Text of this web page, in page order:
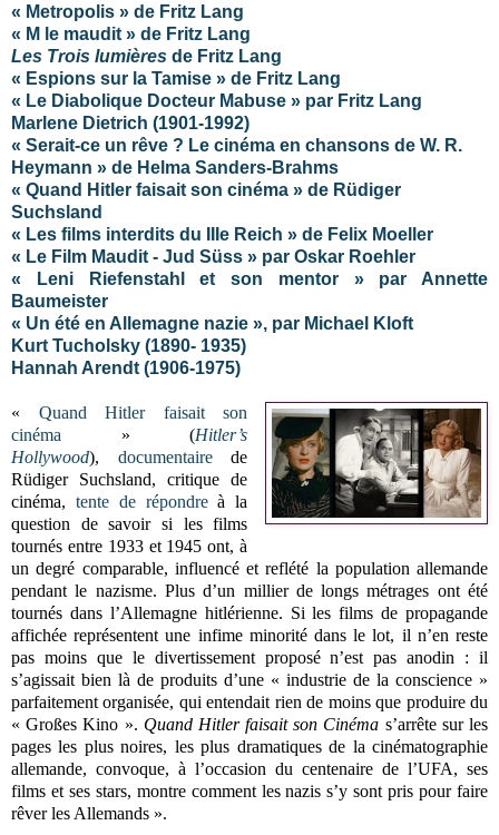
« Metropolis » de Fritz Lang
« M le maudit » de Fritz Lang
Les Trois lumières de Fritz Lang
« Espions sur la Tamise » de Fritz Lang
« Le Diabolique Docteur Mabuse » par Fritz Lang
Marlene Dietrich (1901-1992)
« Serait-ce un rêve ? Le cinéma en chansons de W. R.
Heymann » de Helma Sanders-Brahms
« Quand Hitler faisait son cinéma » de Rüdiger
Suchsland
« Les films interdits du IIIe Reich » de Felix Moeller
« Le Film Maudit - Jud Süss » par Oskar Roehler
« Leni Riefenstahl et son mentor » par Annette
Baumeister
« Un été en Allemagne nazie », par Michael Kloft
Kurt Tucholsky (1890- 1935)
Hannah Arendt (1906-1975)
« Quand Hitler faisait son
cinéma » (Hitler’s
Hollywood), documentairede
Rüdiger Suchsland, critique de
cinéma, tente de répondreà la
question de savoir si les films
tournés entre 1933 et 1945 ont, à
un degré comparable, influencé et reflété la population allemande
pendant le nazisme. Plus d’un millier de longs métrages ont été
tournés dans l’Allemagne hitlérienne. Si les films de propagande
affichée représentent une infime minorité dans le lot, il n’en reste
pas moins que le divertissement proposé n’est pas anodin : il
s’agissait bien là de produits d’une « industrie de la conscience »
parfaitement organisée, qui entendait rien de moins que produire du
« Großes Kino ». Quand Hitler faisait son Cinéma s’arrête sur les
pages les plus noires, les plus dramatiques de la cinématographie
allemande, convoque, à l’occasion du centenaire de l’UFA, ses
films et ses stars, montre comment les nazis s’y sont pris pour faire
rêver les Allemands ».